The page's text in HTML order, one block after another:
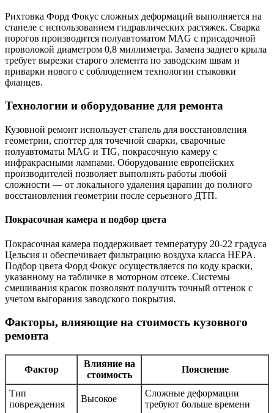
Рихтовка Форд Фокус сложных деформаций выполняется на
стапеле с использованием гидравлических растяжек. Сварка
порогов производится полуавтоматом MAG с присадочной
проволокой диаметром 0,8 миллиметра. Замена заднего крыла
требует вырезки старого элемента по заводским швам и
приварки нового с соблюдением технологии стыковки
фланцев.
Технологии и оборудование для ремонта
Кузовной ремонт использует стапель для восстановления
геометрии, споттер для точечной сварки, сварочные
полуавтоматы MAG и TIG, покрасочную камеру с
инфракрасными лампами. Оборудование европейских
производителей позволяет выполнять работы любой
сложности — от локального удаления царапин до полного
восстановления геометрии после серьезного ДТП.
Покрасочная камера и подбор цвета
Покрасочная камера поддерживает температуру 20-22 градуса
Цельсия и обеспечивает фильтрацию воздуха класса HEPA.
Подбор цвета Форд Фокус осуществляется по коду краски,
указанному на табличке в моторном отсеке. Системы
смешивания красок позволяют получить точный оттенок с
учетом выгорания заводского покрытия.
Факторы, влияющие на стоимость кузовного
ремонта
Фактор
Влияние на
стоимость
Пояснение
Тип
повреждения
Высокое
Сложные деформации
требуют больше времени